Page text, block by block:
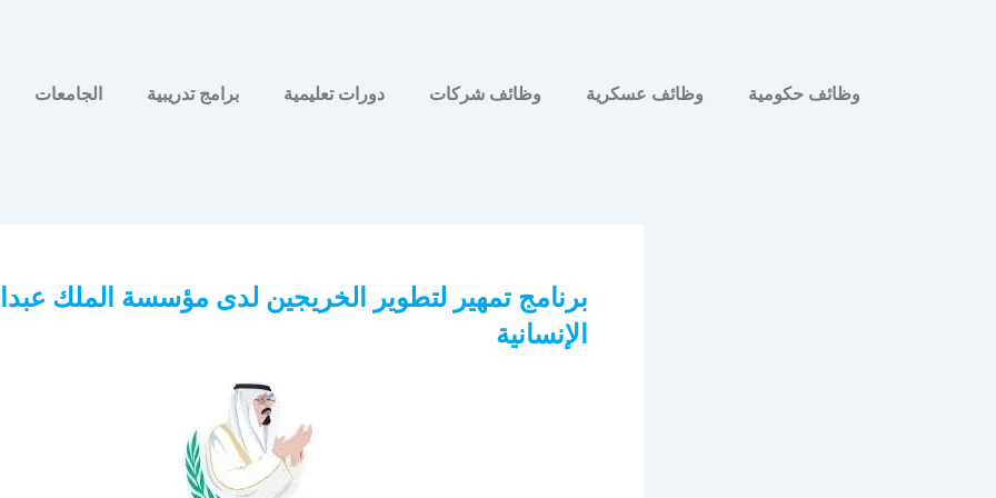
وظائف حكومية وظائف عسكرية وظائف شركات دورات تعليمية برامج تدريبية الجامعات
برنامج تمهير لتطوير الخريجين لدى مؤسسة الملك
الإنسانية